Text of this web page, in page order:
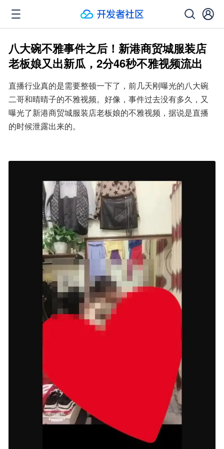
八大碗不雅事件之后！新港商贸城服装店
老板娘又出新瓜，2分46秒不雅视频流出
直播行业真的是需要整顿一下了，前几天刚曝光的八大碗
二哥和晴晴子的不雅视频。好像，事件过去没有多久，又
曝光了新港商贸城服装店老板娘的不雅视频，据说是直播
的时候泄露出来的。